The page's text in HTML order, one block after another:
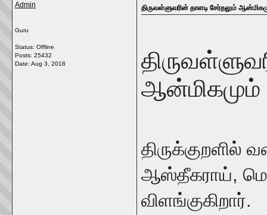
Admin
Guru
Status: Offline
Posts: 25432
Date: Aug 3, 2018
திருவள்ளுவரின் தாளடி சேர்தலும்
ஆன்மிகமும்
திருக்குறளில்
ஆஸ்தீகராய்,
விளங்குகிறார்.